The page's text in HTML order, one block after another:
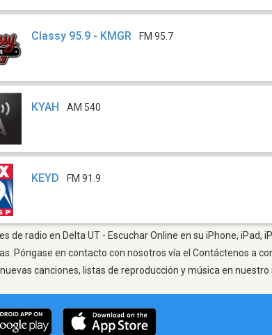
Classy 95.9 - KMGR FM 95.7
KYAH AM 540
KEYD FM 91.9
de radio en Delta UT - Escuchar Online en su iPhone,
Póngase en contacto con nosotros vía el Contáctenos a
canciones, listas de reproducción y música en nuestro